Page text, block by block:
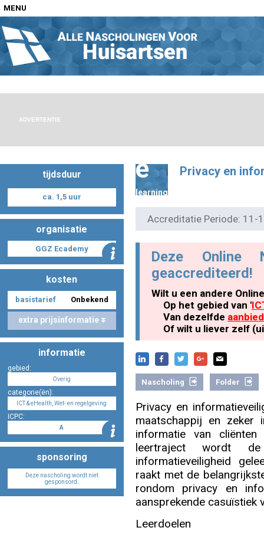
MENU
Home
Nascholingen op locatie (agenda)
Nascholingen online (elearning)
Nascholing aanmelden
Registreren
Inloggen
ADVERTENTIE
tijdsduur
ca. 1,5 uur
organisatie
GGZ Ecademy
kosten
basistarief Onbekend
extra prijsinformatie
informatie
gebied:
Overig
categorie(ën):
ICT & eHealth, Wet- en regelgeving
ICPC:
A
sponsoring
Deze nascholing wordt niet
gesponsord.
e
learning
Privacy en
Accreditatie Periode:
Deze Online
geaccrediteerd!
Wilt u een andere
Op het gebied van '
Van dezelfde
Of wilt u liever zelf
Nascholing Folder
Privacy en
maatschappij en zeker
informatie van
leertraject wordt
informatieveiligheid
raakt met de
rondom privacy en
aansprekende casuïstiek
Leerdoelen